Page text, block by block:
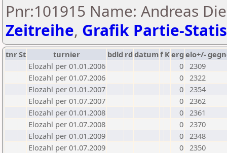
Pnr:101915 Name: Andreas
Zeitreihe, Grafik Partie-
tnrSt turnier bdld rd datumf Kerg elo+/-
Elozahl per 01.01.2006
0 2309
Elozahl per 01.07.2006
0 2322
Elozahl per 01.01.2007
0 2354
Elozahl per 01.07.2007
0 2362
Elozahl per 01.01.2008
0 2361
Elozahl per 01.07.2008
0 2370
Elozahl per 01.01.2009
0 2348
Elozahl per 01.07.2009
0 2350